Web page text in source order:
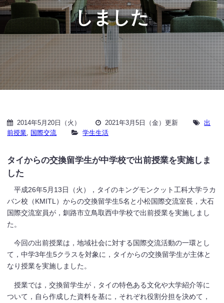
しました
2014年5月20日（火） 2021年3月5日（金）更新
出
前授業
国際交流 学生生活
タイからの交換留学生が中学校で出前授業を実施しま
した
平成26年5月13日（火），タイのキングモンクット工科大学ラカ
バン校（KMITL）からの交換留学生5名と小松国際交流室長，大石
国際交流室員が，釧路市立鳥取西中学校で出前授業を実施しまし
た。
今回の出前授業は，地域社会に対する国際交流活動の一環とし
て，中学3年生5クラスを対象に，タイからの交換留学生が主体と
なり授業を実施しました。
授業では，交換留学生が，タイの特色ある文化や大学紹介等に
ついて，自ら作成した資料を基に，それぞれ役割分担を決めて，